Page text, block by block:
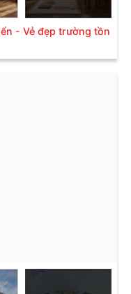
- Vẻ đẹp trường tồn